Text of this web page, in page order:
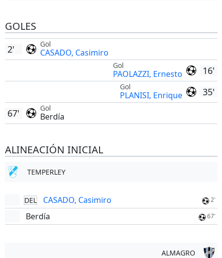
GOLES
Gol
CASADO, Casimiro
2'
16'
Gol
PAOLAZZI, Ernesto
35'
Gol
PLANISI, Enrique
Gol
Berdía
67'
ALINEACIÓN INICIAL
TEMPERLEY
DEL CASADO, Casimiro 2'
Berdía 67'
ALMAGRO